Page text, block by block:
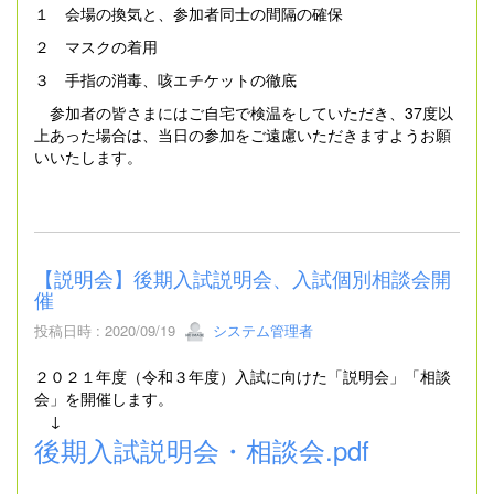
１ 会場の換気と、参加者同士の間隔の確保
２ マスクの着用
３ 手指の消毒、咳エチケットの徹底
参加者の皆さまにはご自宅で検温をしていただき、37度以
上あった場合は、当日の参加をご遠慮いただきますようお願
いいたします。
【説明会】後期入試説明会、入試個別相談会開
催
投稿日時 : 2020/09/19 システム管理者
２０２１年度（令和３年度）入試に向けた「説明会」「相談
会」を開催します。
↓
後期入試説明会・相談会.pdf